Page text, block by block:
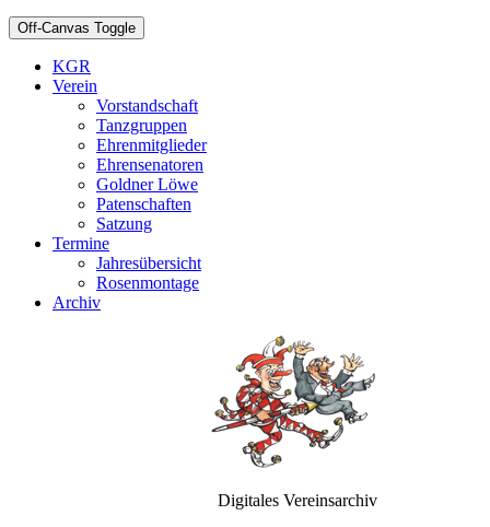
Off-Canvas Toggle
KGR
Verein
Vorstandschaft
Tanzgruppen
Ehrenmitglieder
Ehrensenatoren
Goldner Löwe
Patenschaften
Satzung
Termine
Jahresübersicht
Rosenmontage
Archiv
Digitales Vereinsarchiv